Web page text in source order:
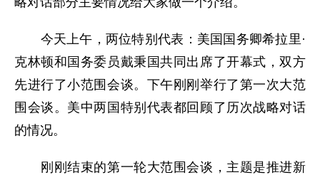
今天上午，两位特别代表：美国国务卿希拉里·
克林顿和国务委员戴秉国共同出席了开幕式，双方
先进行了小范围会谈。下午刚刚举行了第一次大范
围会谈。美中两国特别代表都回顾了历次战略对话
的情况。
刚刚结束的第一轮大范围会谈，主题是推进新